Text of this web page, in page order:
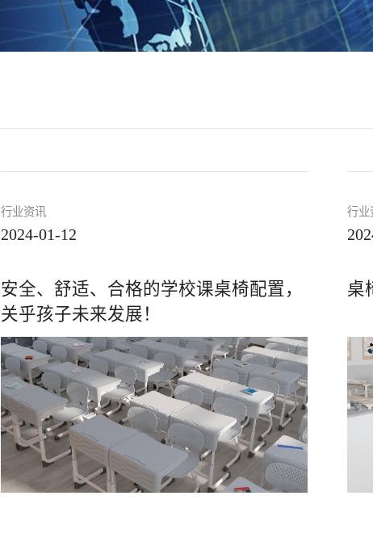
行业资讯
2024-01-12
安全、舒适、合格的学校课桌椅配置，
关乎孩子未来发展！
行业
桌